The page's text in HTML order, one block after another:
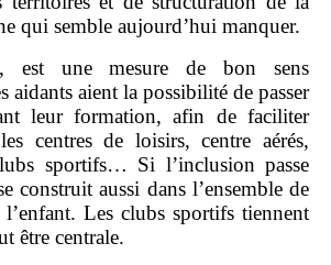
qui semble aujourd’hui manquer.
, est une mesure de bon sens
aidants aient la possibilité de passer
leur formation, afin de faciliter
centres de loisirs, centre aérés,
sportifs… Si l’inclusion passe
construit aussi dans l’ensemble de
Les clubs sportifs tiennent
être centrale.